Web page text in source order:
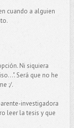
cuando a alguien
Ni siquiera
Será que no he
:/.
investigadora
leer la tesis y que